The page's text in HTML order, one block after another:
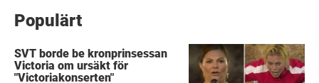
Populärt
SVT borde be kronprinsessan
Victoria om ursäkt för
"Victoriakonserten"